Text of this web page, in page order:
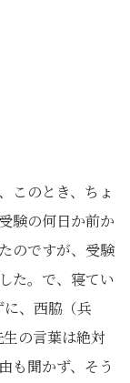
このとき、ちょ
験の何日か前か
のですが、受験
た。で、寝てい
、西脇（兵
の言葉は絶対
も聞かず、そう